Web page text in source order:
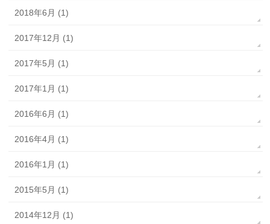
2018年6月 (1)
2017年12月 (1)
2017年5月 (1)
2017年1月 (1)
2016年6月 (1)
2016年4月 (1)
2016年1月 (1)
2015年5月 (1)
2014年12月 (1)